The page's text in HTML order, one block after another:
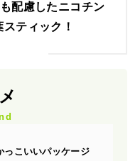
配慮したニコチン
ティック！
っこいいパッケージ